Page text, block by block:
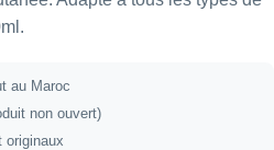
au Maroc
non ouvert)
originaux